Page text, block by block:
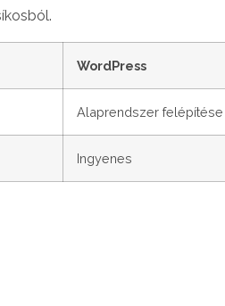
WordPress
Alaprendszer felépítése
Ingyenes